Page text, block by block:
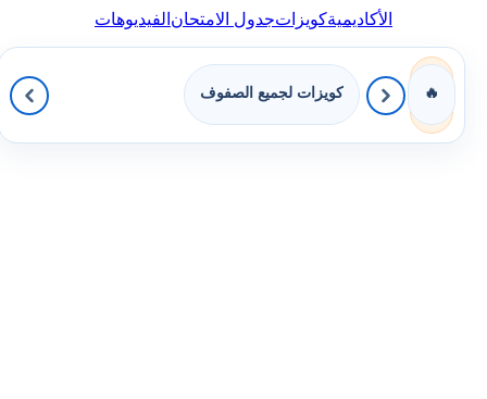
الأكاديميةكويزاتجدول الامتحانالفيديوهات
🔥 كويزات لجميع الصفوف